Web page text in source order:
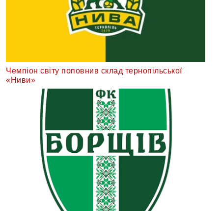
Чемпіон світу поповнив склад тернопільської
«Ниви»